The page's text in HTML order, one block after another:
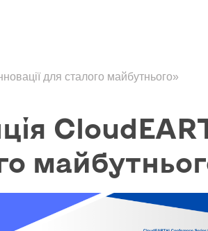
для сталого майбутнього»